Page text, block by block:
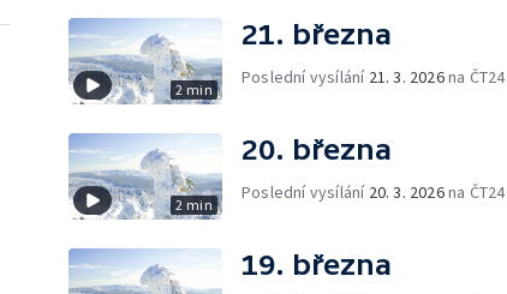
2 min
21. března
Poslední vysílání 21. 3. 2026na ČT24
2 min
20. března
Poslední vysílání 20. 3. 2026na ČT24
19. března